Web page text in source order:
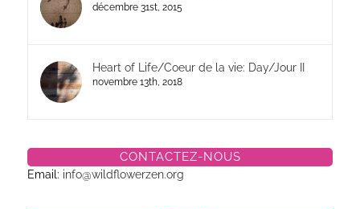
décembre 31st, 2015
Heart of Life/Coeur de la vie: Day/Jour II
novembre 13th, 2018
CONTACTEZ-NOUS
Email: info@wildflowerzen.org